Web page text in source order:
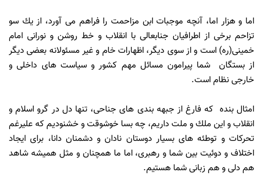
اما و هزار اما، آنچه موجبات ابن مزاحمت را فراهم مى آورد، از يك سو
تزاحم برخى از اطرافيان جنابعالى با انقلاب و خط روشن و نورانى امام
خمینى(ره) است و از سوى ديگر، اظهارات خام و غير مسئولانه بعضى ديگر
از بستگان شما پيرامون مسائل مهم كشور و سياست هاى داخلى و
خارجى نظام است.
امثال بنده كه فارغ از جبهه بندى هاى جناحى، تنها دل در گرو اسلام و
انقلاب و اين ملك و ملت داريم، چه بسا خوشوقت و خشنوديم كه عليرغم
تحركات و توطئه هاى بسيار دوستان نادان و دشمنان دانا، براى ايجاد
اختلاف و دوئيت بين شما و رهبرى، اما ما همچنان و مثل هميشه شاهد
هم دلى و هم زبانى شما هستيم.